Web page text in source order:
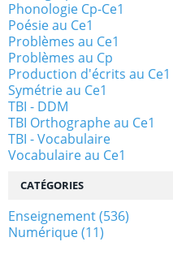
Phonologie Cp-Ce1
Poésie au Ce1
Problèmes au Ce1
Problèmes au Cp
Production d'écrits au Ce1
Symétrie au Ce1
TBI - DDM
TBI Orthographe au Ce1
TBI - Vocabulaire
Vocabulaire au Ce1
CATÉGORIES
Enseignement(536)
Numérique(11)